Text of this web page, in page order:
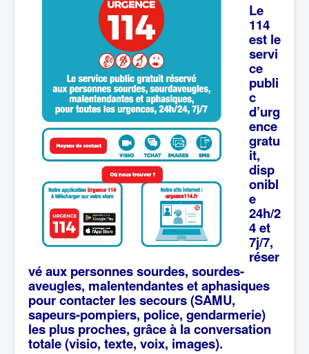
Le
114
est le
servi
ce
publi
c
d’urg
ence
gratu
it,
disp
onibl
e
24h/2
4 et
7j/7,
réser
vé aux personnes sourdes, sourdes-
aveugles, malentendantes et aphasiques
pour contacter les secours (SAMU,
sapeurs-pompiers, police, gendarmerie)
les plus proches, grâce à la conversation
totale (visio, texte, voix, images).